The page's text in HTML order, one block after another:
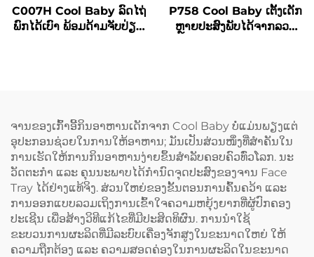
C007H Cool Baby ລົດໄຖ່
ພົກໄດ້ເບົາ ພ້ອມດ້າມຈັບປ່ຽນ
P758 Cool Baby ເຕັ້ງເດັກ
ຫຼາຍປະສົງພັບໄດ້ຈາກລວດ
ຈານຂອງເກົ້າອີ້ກິນອາຫານເດັກຈາກ Cool Baby ບໍ່ແມ່ນພຽງແຕ່
ອຸປະກອນຊ່ວຍໃນການໃຫ້ອາຫານ; ມັນເປັນສ່ວນໜຶ່ງທີ່ສຳຄັນໃນ
ການເຮັດໃຫ້ການກິນອາຫານງ່າຍຂຶ້ນສຳລັບຄອບຄົວທົ່ວໂລກ. ນະ
ວັດຕະກຳ ແລະ ຄຸນນະພາບໄດ້ກຳນົດຈຸດປະສົງຂອງຈານ Face
Tray ໄດ້ຢ່າງແທ້ຈິງ. ສ່ວນໃຫຍ່ຂອງຂັ້ນຕອນການຄົ້ນຄວ້າ ແລະ
ການອອກແບບລວມເຖິງການເຂົ້າໃຈຄວາມຫຍຸ້ງຍາກທີ່ຜູ້ປົກຄອງ
ປະເຊີນ ເພື່ອສ້າງວິທີແກ້ໄຂທີ່ມີປະສິດທິຜົນ. ການນຳໃຊ້
ຂະບວນການຜະລິດທີ່ມີລະບົບເຄື່ອງຈັກສູງໃນຂະນາດໃຫຍ່ ໃຫ້
ຄວາມຖືກຕ້ອງ ແລະ ຄວາມສອດຄ່ອງໃນການຜະລິດໃນຂະນາດ